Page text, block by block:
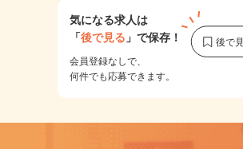
気になる求人は
「後で見る 」で保存！
会員登録なしで、
何件でも応募できます。